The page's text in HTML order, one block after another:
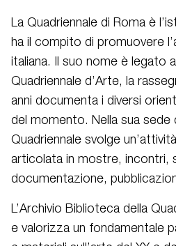
La Quadriennale di Roma è
ha il compito di promuovere
italiana. Il suo nome è legato
Quadriennale d’Arte, la
anni documenta i diversi
del momento. Nella sua sede
Quadriennale svolge
articolata in mostre, incontri,
documentazione,
L’Archivio Biblioteca della
e valorizza un fondamentale